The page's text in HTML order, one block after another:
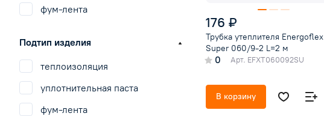
176 ₽
Трубка утеплителя Energoflex
Super 060/9-2 L=2 м
0 Арт. EFXT060092SU
В корзину
СантехМастерГель
фум-лента
Подтип изделия
теплоизоляция
уплотнительная паста
фум-лента